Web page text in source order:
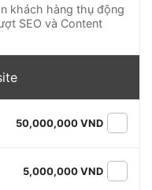
khách hàng thụ động
SEO và Content
50,000,000 VND
5,000,000 VND